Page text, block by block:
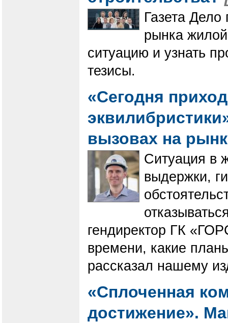
Газета Дело
рынка
ситуацию и узнать
тезисы.
«Сегодня
вызовах на
Ситуация в
выдержки,
гендиректор ГК
времени, какие
рассказал нашему
«Сплоченная
достижение».